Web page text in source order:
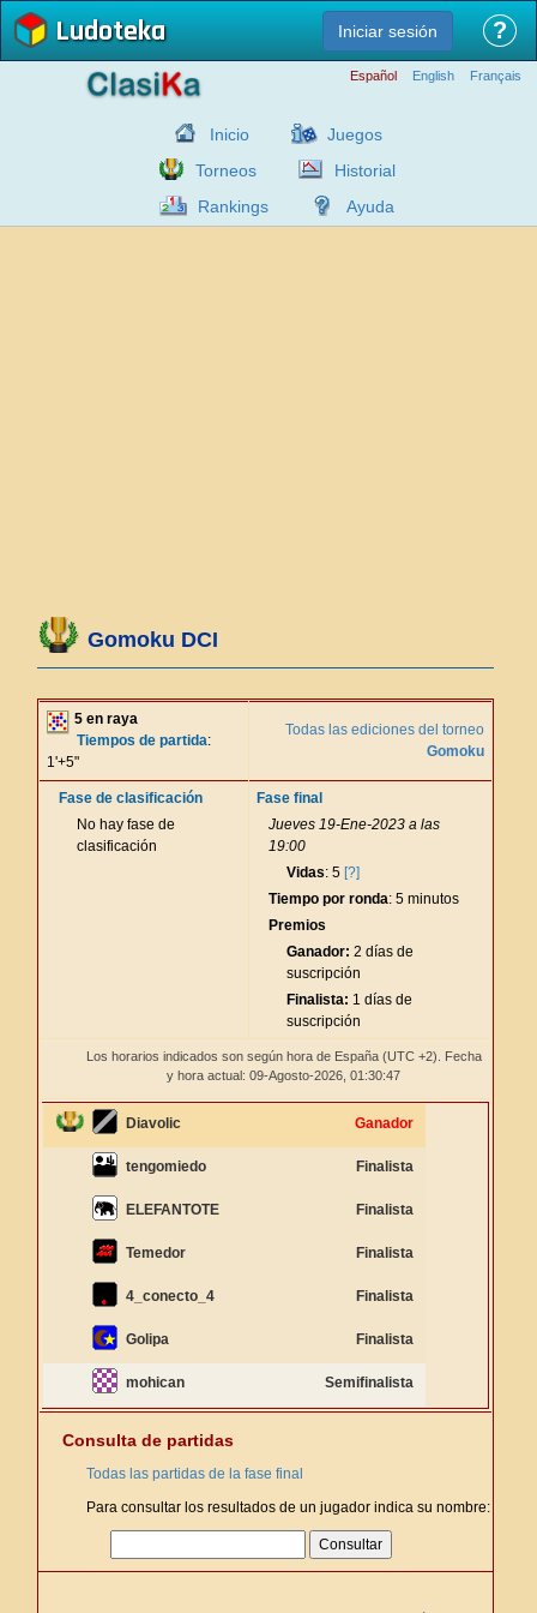
Ludoteka Iniciar sesión ?
Español English Français
Inicio
Juegos
Torneos
Historial
Rankings
Ayuda
Gomoku DCI
5 en raya
Tiempos de partida:
1'+5"
Todas las ediciones del torneo
Gomoku
Fase de clasificación
No hay fase de
clasificación
Fase final
Jueves 19-Ene-2023 a las
19:00
Vidas: 5 [?]
Tiempo por ronda: 5 minutos
Premios
Ganador: 2 días de
suscripción
Finalista: 1 días de
suscripción
Los horarios indicados son según hora de España (UTC +2). Fecha
y hora actual: 09-Agosto-2026, 01:30:47
Diavolic Ganador
tengomiedo Finalista
ELEFANTOTE Finalista
Temedor Finalista
4_conecto_4 Finalista
Golipa Finalista
mohican Semifinalista
Consulta de partidas
Todas las partidas de la fase final
Para consultar los resultados de un jugador indica su nombre: